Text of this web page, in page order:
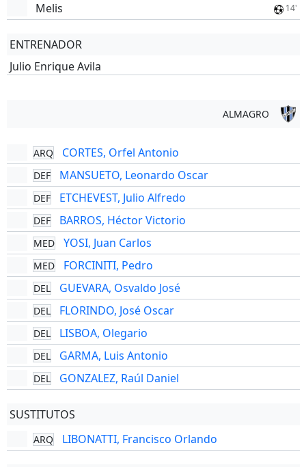
Melis 14'
ENTRENADOR
Julio Enrique Avila
ALMAGRO
ARQ CORTES, Orfel Antonio
DEF MANSUETO, Leonardo Oscar
DEF ETCHEVEST, Julio Alfredo
DEF BARROS, Héctor Victorio
MED YOSI, Juan Carlos
MED FORCINITI, Pedro
DEL GUEVARA, Osvaldo José
DEL FLORINDO, José Oscar
DEL LISBOA, Olegario
DEL GARMA, Luis Antonio
DEL GONZALEZ, Raúl Daniel
SUSTITUTOS
ARQ LIBONATTI, Francisco Orlando